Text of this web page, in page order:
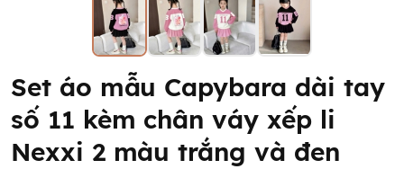
Set áo mẫu Capybara dài tay
số 11 kèm chân váy xếp li
Nexxi 2 màu trắng và đen